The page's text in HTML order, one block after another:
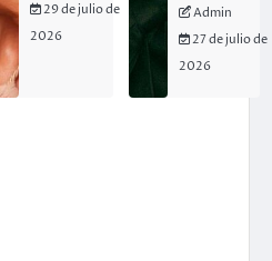
29 de julio de
2026
Admin
27 de julio de
2026